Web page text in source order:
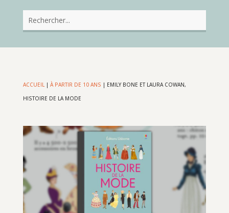
ACCUEIL| À PARTIR DE 10 ANS | EMILY BONE ET LAURA COWAN,
HISTOIRE DE LA MODE